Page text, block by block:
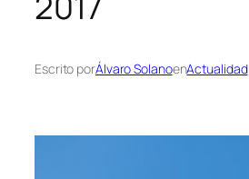
Escrito porÁlvaro SolanoenActualidad